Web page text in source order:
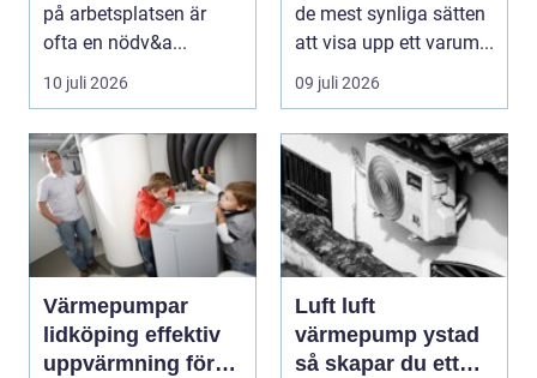
på arbetsplatsen är
ofta en nödv&a...
10 juli 2026
de mest synliga sätten
att visa upp ett varum...
09 juli 2026
Värmepumpar
lidköping effektiv
uppvärmning för
Luft luft
värmepump ystad
så skapar du ett